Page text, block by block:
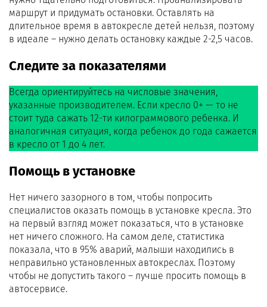
маршрут и придумать остановки. Оставлять на
длительное время в автокресле детей нельзя, поэтому
в идеале – нужно делать остановку каждые 2-2,5 часов.
Следите за показателями
Всегда ориентируйтесь на числовые значения,
указанные производителем. Если кресло 0+ — то не
стоит туда сажать 12-ти килограммового ребенка. И
аналогичная ситуация, когда ребенок до года сажается
в кресло от 1 до 4 лет.
Помощь в установке
Нет ничего зазорного в том, чтобы попросить
специалистов оказать помощь в установке кресла. Это
на первый взгляд может показаться, что в установке
нет ничего сложного. На самом деле, статистика
показала, что в 95% аварий, малыши находились в
неправильно установленных автокреслах. Поэтому
чтобы не допустить такого – лучше просить помощь в
автосервисе.